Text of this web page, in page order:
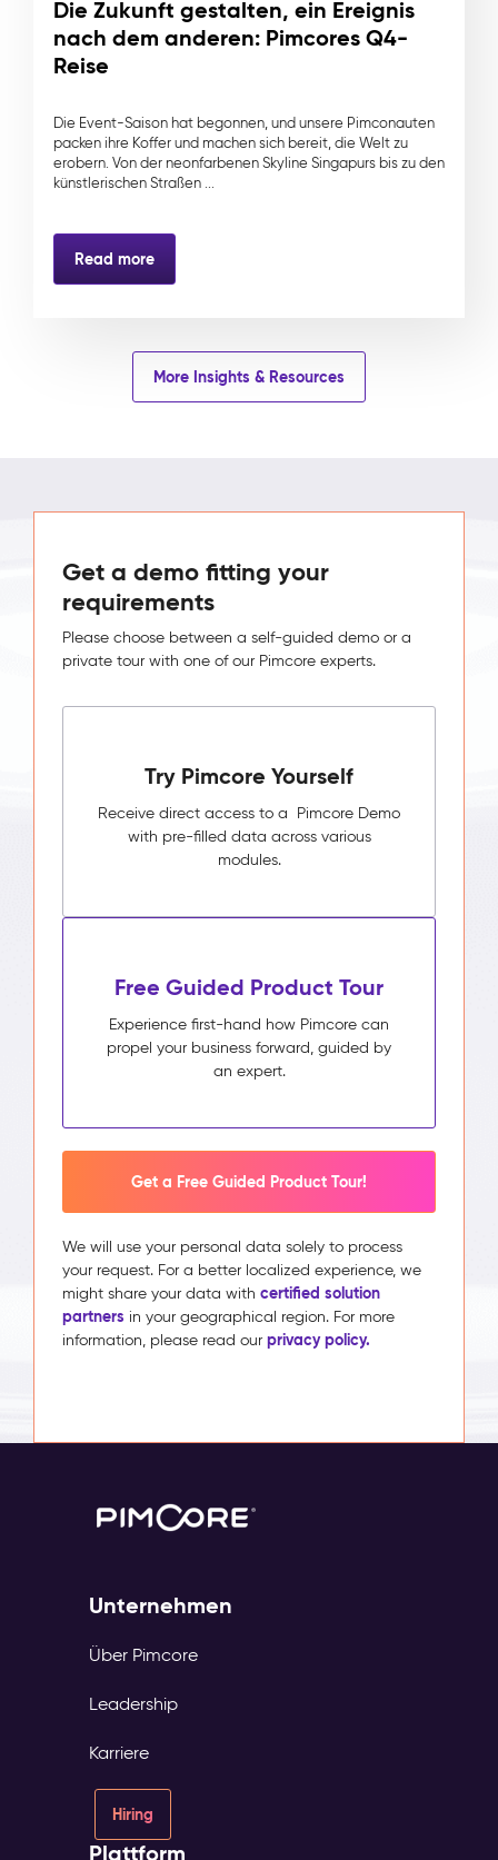
Die Zukunft gestalten, ein Ereignis
nach dem anderen: Pimcores Q4-
Reise
Die Event-Saison hat begonnen, und unsere Pimconauten
packen ihre Koffer und machen sich bereit, die Welt zu
erobern. Von der neonfarbenen Skyline Singapurs bis zu den
künstlerischen Straßen ...
Read more
More Insights & Resources
Get a demo fitting your
requirements
Please choose between a self-guided demo or a
private tour with one of our Pimcore experts.
Try Pimcore Yourself
Receive direct access to a Pimcore Demo
with pre-filled data across various
modules.
Free Guided Product Tour
Experience first-hand how Pimcore can
propel your business forward, guided by
an expert.
Get a Free Guided Product Tour!
We will use your personal data solely to process
your request. For a better localized experience, we
might share your data with certified solution
partners in your geographical region. For more
information, please read our privacy policy.
Unternehmen
Über Pimcore
Leadership
Karriere
Hiring
Plattform